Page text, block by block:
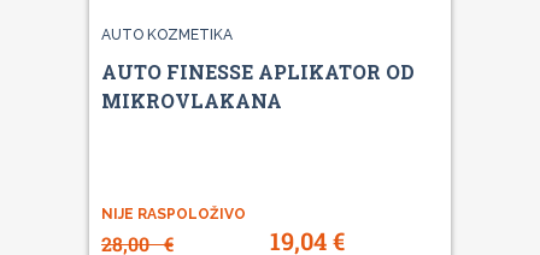
AUTO KOZMETIKA
AUTO FINESSE APLIKATOR OD
MIKROVLAKANA
NIJE RASPOLOŽIVO
28,00€ 19,04€